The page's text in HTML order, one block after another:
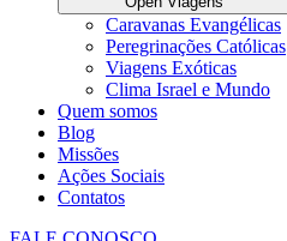
Caravanas Evangélicas
Peregrinações Católicas
Viagens Exóticas
Clima Israel e Mundo
Quem somos
Blog
Missões
Ações Sociais
Contatos